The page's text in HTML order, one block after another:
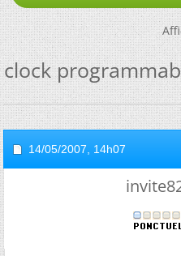
clock
14/05/2007, 14h07